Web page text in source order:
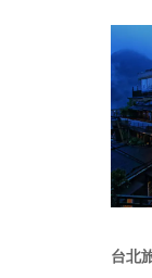
台北